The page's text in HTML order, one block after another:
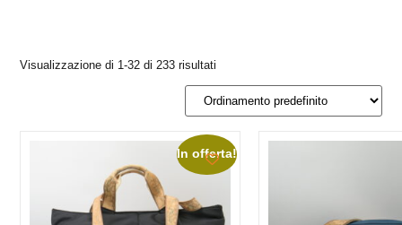
Visualizzazione di 1-32 di 233 risultati
In offerta!